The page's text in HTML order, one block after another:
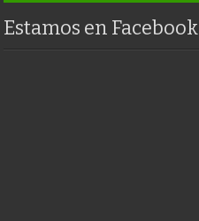
Estamos en Facebook